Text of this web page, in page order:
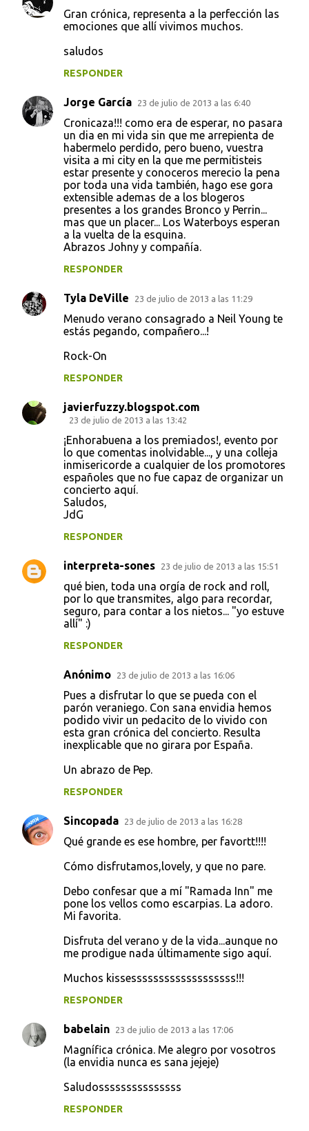
Gran crónica, representa a la perfección las
emociones que allí vivimos muchos.
saludos
RESPONDER
Jorge García 23 de julio de 2013 a las 6:40
Cronicaza!!! como era de esperar, no pasara
un dia en mi vida sin que me arrepienta de
habermelo perdido, pero bueno, vuestra
visita a mi city en la que me permitisteis
estar presente y conoceros merecio la pena
por toda una vida también, hago ese gora
extensible ademas de a los blogeros
presentes a los grandes Bronco y Perrin...
mas que un placer... Los Waterboys esperan
a la vuelta de la esquina.
Abrazos Johny y compañía.
RESPONDER
Tyla DeVille 23 de julio de 2013 a las 11:29
Menudo verano consagrado a Neil Young te
estás pegando, compañero...!
Rock-On
RESPONDER
javierfuzzy.blogspot.com
23 de julio de 2013 a las 13:42
¡Enhorabuena a los premiados!, evento por
lo que comentas inolvidable..., y una colleja
inmisericorde a cualquier de los promotores
españoles que no fue capaz de organizar un
concierto aquí.
Saludos,
JdG
RESPONDER
interpreta-sones 23 de julio de 2013 a las 15:51
qué bien, toda una orgía de rock and roll,
por lo que transmites, algo para recordar,
seguro, para contar a los nietos... "yo estuve
allí" :)
RESPONDER
Anónimo 23 de julio de 2013 a las 16:06
Pues a disfrutar lo que se pueda con el
parón veraniego. Con sana envidia hemos
podido vivir un pedacito de lo vivido con
esta gran crónica del concierto. Resulta
inexplicable que no girara por España.
Un abrazo de Pep.
RESPONDER
Sincopada 23 de julio de 2013 a las 16:28
Qué grande es ese hombre, per favortt!!!!
Cómo disfrutamos,lovely, y que no pare.
Debo confesar que a mí "Ramada Inn" me
pone los vellos como escarpias. La adoro.
Mi favorita.
Disfruta del verano y de la vida...aunque no
me prodigue nada últimamente sigo aquí.
Muchos kissesssssssssssssssssss!!!
RESPONDER
babelain 23 de julio de 2013 a las 17:06
Magnífica crónica. Me alegro por vosotros
(la envidia nunca es sana jejeje)
Saludosssssssssssssss
RESPONDER